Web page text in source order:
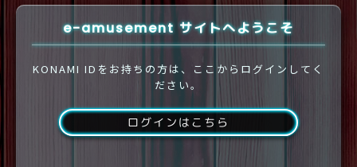
e-amusement サイトへようこそ
KONAMI IDをお持ちの方は、ここからログインしてく
ださい。
ログインはこちら